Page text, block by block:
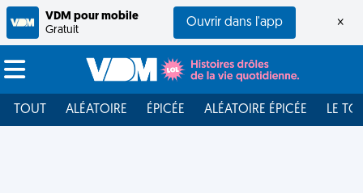
VDM pour mobile
Gratuit
Ouvrir dans l'app ×
TOUT ALÉATOIRE ÉPICÉE ALÉATOIRE ÉPICÉE LE